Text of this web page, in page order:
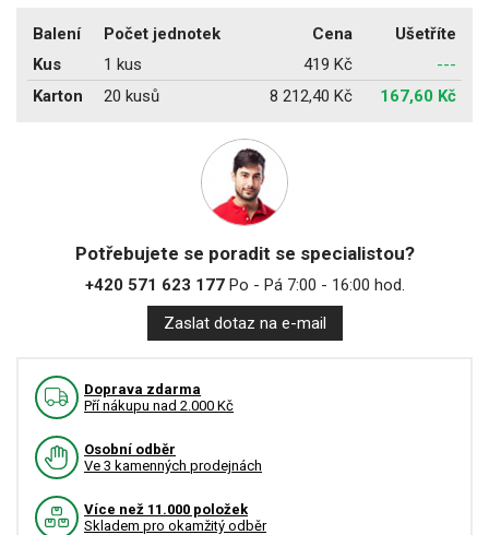
Balení Počet jednotek Cena
Ušetříte
Kus
1 kus 419 Kč
---
Karton
20 kusů 8 212,40 Kč 167,60 Kč
Potřebujete se poradit se specialistou?
+420 571 623 177Po - Pá 7:00 - 16:00 hod.
Zaslat dotaz na e-mail
Doprava zdarma
Pří nákupu nad 2.000 Kč
Osobní odběr
Ve 3 kamenných prodejnách
Více než 11.000 položek
Skladem pro okamžitý odběr